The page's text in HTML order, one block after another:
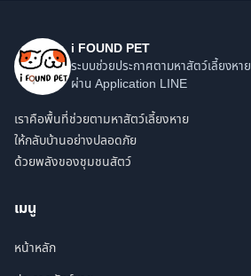
i FOUND PET
ระบบช่วยประกาศตามหาสัตว์เลี้ยงหาย
ผ่าน Application LINE
เราคือพื้นที่ช่วยตามหาสัตว์เลี้ยงหาย
ให้กลับบ้านอย่างปลอดภัย
ด้วยพลังของชุมชนสัตว์
เมนู
หน้าหลัก